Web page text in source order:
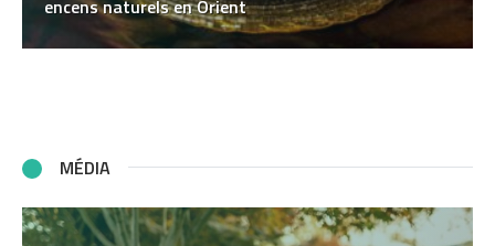
encens naturels en Orient
MÉDIA